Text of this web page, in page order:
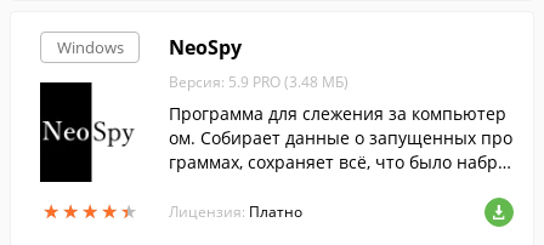
Windows
★★★★★
★★★★★
NeoSpy
Версия: 5.9 PRO (3.48 МБ)
Программа для слежения за компьютер
ом. Собирает данные о запущенных про
граммах, сохраняет всё, что было набра
а, перехватывает сообщения и пароли,
Лицензия: Платно